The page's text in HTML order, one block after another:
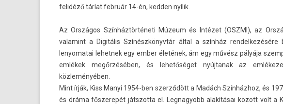
felidéző tárlat február 14-én, kedd­en nyílik.
Az Országos Színháztörténeti Múzeum és Intézet (OSZMI), az
valamint a Digitális Színészkönyvtár által a színház
lenyomatai lehet­nek egy ember életének, ám egy művész pályája
emlékek megőrzésében, és lehetőséget nyúj­tanak az
közleményében.
Mint írják, Kiss Manyi 1954-ben szerződött a Madách Színházhoz, és
és dráma fős­zerepét játszot­ta el. Leg­nagyobb alakításai között volt a